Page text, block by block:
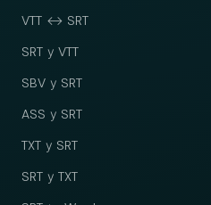
VTT ↔ SRT
SRT у VTT
SBV у SRT
ASS у SRT
TXT у SRT
SRT у TXT